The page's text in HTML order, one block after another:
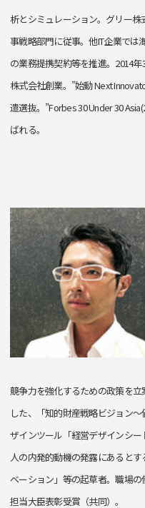
析とシミュレーション。グリー
事戦略部門に従事。他IT企業では
の業務提携契約等を推進。2014
株式会社創業。”始動 Next
遣選抜。”Forbes 30 Under 30
ばれる。
競争力を強化するための政策を
した、「知的財産戦略ビジョン
ザインツール「経営デザインシ
人の内発的動機の発露にあると
ベーション」等の起草者。職場
担当大臣表彰受賞（共同）。